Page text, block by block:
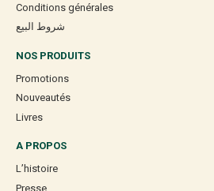
Conditions générales
شروط البيع
NOS PRODUITS
Promotions
Nouveautés
Livres
A PROPOS
L’histoire
Presse